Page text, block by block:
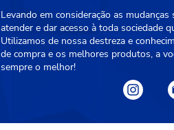
Levando em consideração as
atender e dar acesso à toda sociedade
Utilizamos de nossa destreza e
de compra e os melhores produtos, a
sempre o melhor!